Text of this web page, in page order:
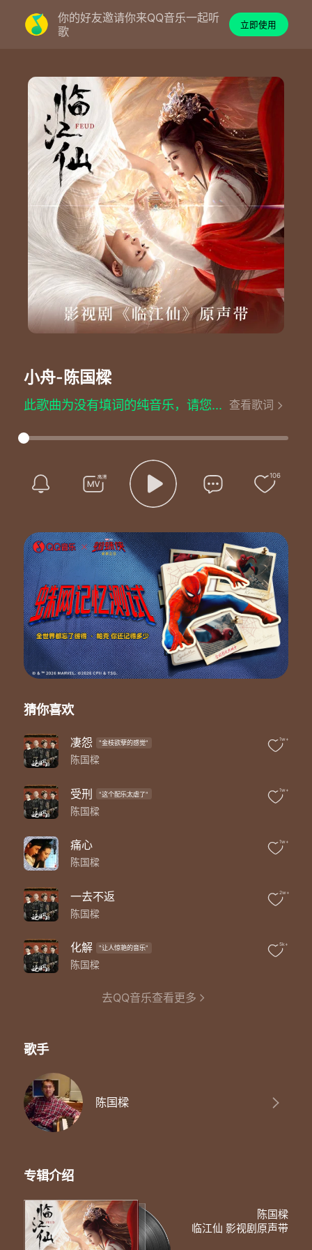
你的好友邀请你来QQ音乐一起听
歌
立即使用
小舟-陈国樑
此歌曲为没有填词的纯音乐，请您欣赏 查看歌词
106
猜你喜欢
凄怨 "金枝欲孽的感觉"
陈国樑
1w+
受刑 "这个配乐太虐了"
陈国樑
1w+
痛心
陈国樑
1w+
一去不返
陈国樑
2w+
化解 "让人惊艳的音乐"
陈国樑
5k+
去QQ音乐查看更多
歌手
陈国樑
专辑介绍
陈国樑
临江仙 影视剧原声带